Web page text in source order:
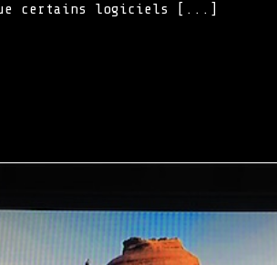
certains logiciels [...]